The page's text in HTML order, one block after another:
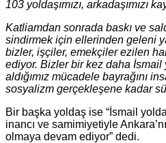
103 yoldaşımızı, arkadaşımızı
Katliamdan sonrada baskı ve
sindirmek için ellerinden geleni
bizler, işçiler, emekçiler ezilen
ediyor. Bizler bir kez daha İsmail
aldığımız mücadele bayrağını
sosyalizm gerçekleşene kadar
Bir başka yoldaş ise “İsmail
inancı ve samimiyetiyle
olmaya devam ediyor” dedi.